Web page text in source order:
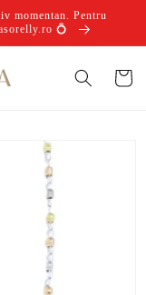
momentan. Pentru
💍
Coș